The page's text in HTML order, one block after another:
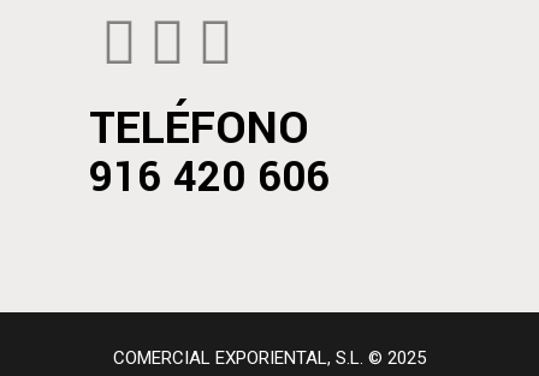
TELÉFONO
916 420 606
COMERCIAL EXPORIENTAL, S.L. © 2025